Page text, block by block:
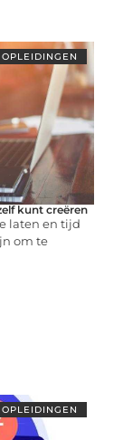
kunt creëren
laten en tijd
om te